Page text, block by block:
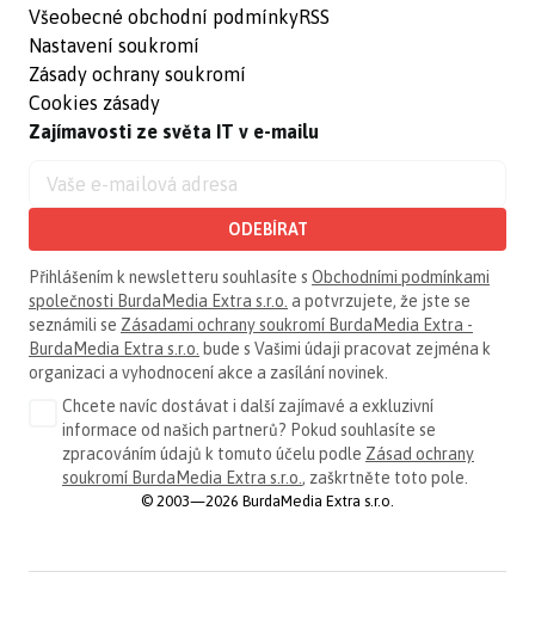
Všeobecné obchodní podmínky
Nastavení soukromí
Zásady ochrany soukromí
Cookies zásady
RSS
Zajímavosti ze světa IT v e-mailu
ODEBÍRAT
Přihlášením k newsletteru souhlasíte s Obchodními podmínkami
společnosti BurdaMedia Extra s.r.o. a potvrzujete, že jste se
seznámili se Zásadami ochrany soukromí BurdaMedia Extra -
BurdaMedia Extra s.r.o. bude s Vašimi údaji pracovat zejména k
organizaci a vyhodnocení akce a zasílání novinek.
Chcete navíc dostávat i další zajímavé a exkluzivní
informace od našich partnerů? Pokud souhlasíte se
zpracováním údajů k tomuto účelu podle Zásad ochrany
soukromí BurdaMedia Extra s.r.o. , zaškrtněte toto pole.
© 2003—2026 BurdaMedia Extra s.r.o.